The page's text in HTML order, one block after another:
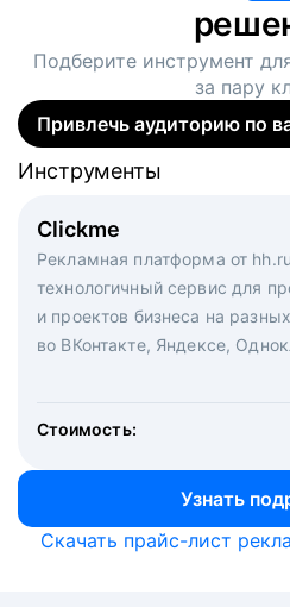
Подберите инструмент
за пару
Привлечь аудиторию по
Clickme
Рекламная платформа от
технологичный сервис для
и проектов бизнеса на
во ВКонтакте, Яндексе,
Стоимость:
Узнать
Инструменты
Вакансия дня
Рекламный формат для
hh.ru. Увеличивает
Инструменты
Массовый подбор под ключ.
кандидатов и когда вам
маркетологи, рекрутеры и
hh.ru с целым набором
Инструменты
Скачать прайс-лист